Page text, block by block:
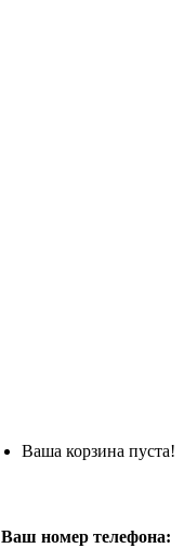
Ваша корзина пуста!
Ваш номер телефона: